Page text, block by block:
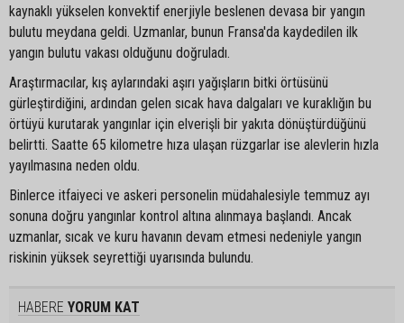
kaynaklı yükselen konvektif enerjiyle beslenen devasa bir yangın
bulutu meydana geldi. Uzmanlar, bunun Fransa'da kaydedilen ilk
yangın bulutu vakası olduğunu doğruladı.
Araştırmacılar, kış aylarındaki aşırı yağışların bitki örtüsünü
gürleştirdiğini, ardından gelen sıcak hava dalgaları ve kuraklığın bu
örtüyü kurutarak yangınlar için elverişli bir yakıta dönüştürdüğünü
belirtti. Saatte 65 kilometre hıza ulaşan rüzgarlar ise alevlerin hızla
yayılmasına neden oldu.
Binlerce itfaiyeci ve askeri personelin müdahalesiyle temmuz ayı
sonuna doğru yangınlar kontrol altına alınmaya başlandı. Ancak
uzmanlar, sıcak ve kuru havanın devam etmesi nedeniyle yangın
riskinin yüksek seyrettiği uyarısında bulundu.
HABERE YORUM KAT